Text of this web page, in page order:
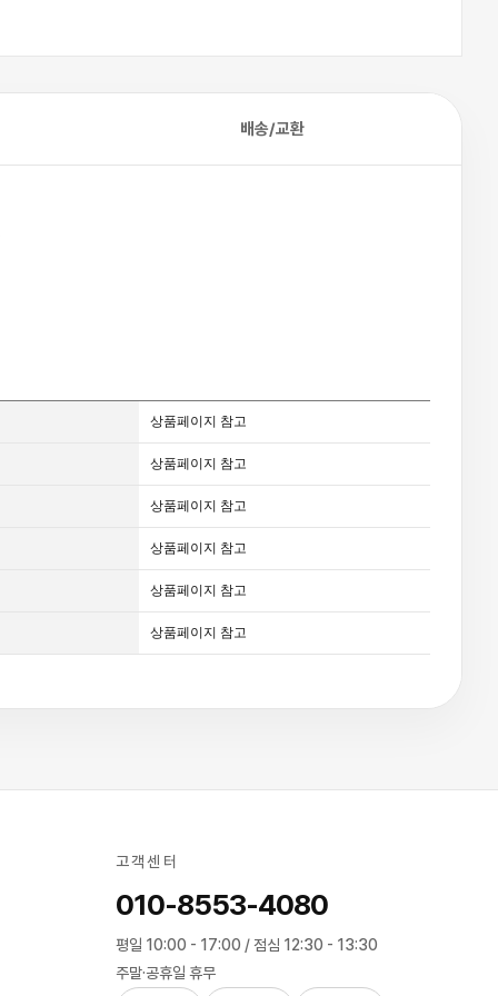
배송/교환
상품페이지 참고
상품페이지 참고
상품페이지 참고
상품페이지 참고
상품페이지 참고
상품페이지 참고
고객센터
010-8553-4080
평일 10:00 - 17:00 / 점심 12:30 - 13:30
주말·공휴일 휴무